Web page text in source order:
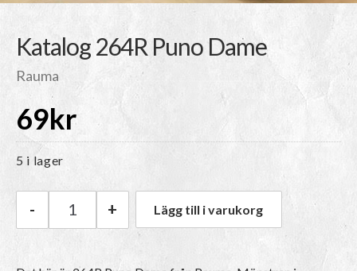
Katalog 264R Puno Dame
Rauma
69kr
5 i lager
Rauma Katalog 264R Puno Dame mängd
- + Lägg till i varukorg